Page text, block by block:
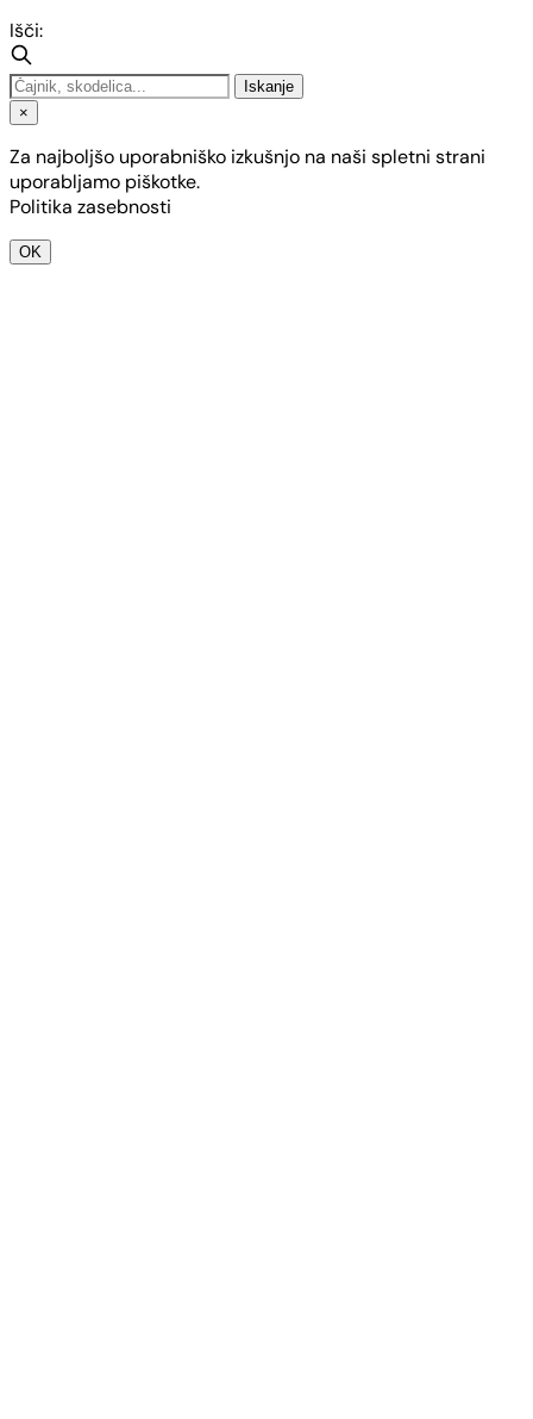
Išči:
Iskanje
×
Za najboljšo uporabniško izkušnjo na naši spletni strani
uporabljamo piškotke.
Politika zasebnosti
OK